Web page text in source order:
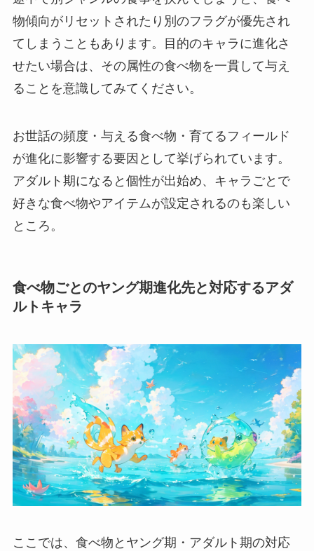
物傾向がリセットされたり別のフラグが優先され
てしまうこともあります。目的のキャラに進化さ
せたい場合は、その属性の食べ物を一貫して与え
ることを意識してみてください。
お世話の頻度・与える食べ物・育てるフィールド
が進化に影響する要因として挙げられています。
アダルト期になると個性が出始め、キャラごとで
好きな食べ物やアイテムが設定されるのも楽しい
ところ。
食べ物ごとのヤング期進化先と対応するアダ
ルトキャラ
ここでは、食べ物とヤング期・アダルト期の対応